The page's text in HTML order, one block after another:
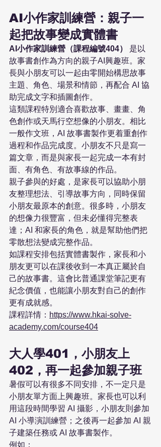
AI小作家訓練營：親子一
起把故事變成實體書
AI小作家訓練營（課程編號404）
是以
故事書創作為方向的親子AI興趣班。家
長與小朋友可以一起由零開始構思故事
主題、角色、場景和情節，再配合 AI 協
助完成文字和插圖創作。
這類課程特別適合喜歡故事、畫畫、角
色創作或天馬行空想像的小朋友。相比
一般作文班，AI 故事書製作更着重創作
過程和作品完成度。小朋友不只是寫一
篇文章，而是與家長一起完成一本有封
面、有角色、有故事線的作品。
親子參與的好處，是家長可以協助小朋
友整理想法、引導故事方向，同時保留
小朋友最原本的創意。很多時，小朋友
的想像力很豐富，但未必懂得完整表
達；AI 和家長的角色，就是幫助他們把
零散想法變成完整作品。
如課程安排包括實體書製作，家長和小
朋友更可以在課後收到一本真正屬於自
己的故事書。這會比普通課堂筆記更有
紀念價值，也能讓小朋友對自己的創作
更有成就感。
課程詳情： https://www.hkai-solve-
academy.com/course404
大人學401，小朋友上
402，再一起參加親子班
暑假可以有很多不同安排，不一定只是
小朋友單方面上興趣班。家長也可以利
用這段時間學習 AI 攝影，小朋友則參加
AI 小導演訓練營；之後再一起參加 AI 親
子建築任務或 AI 故事書製作。
例如：